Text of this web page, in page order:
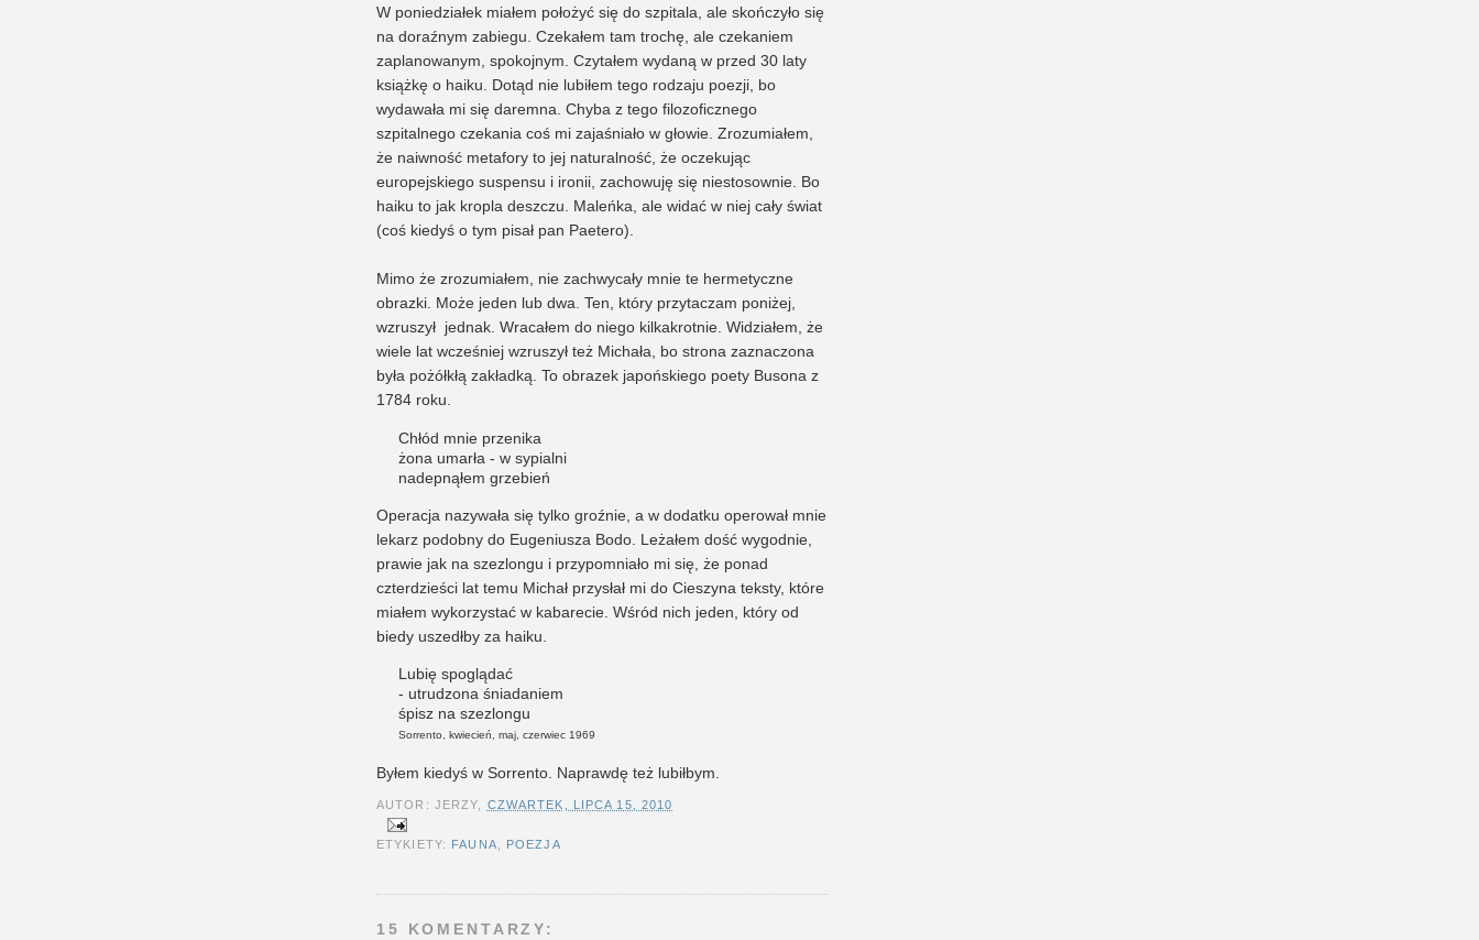
W poniedziałek miałem położyć się do szpitala, ale skończyło się
na doraźnym zabiegu. Czekałem tam trochę, ale czekaniem
zaplanowanym, spokojnym. Czytałem wydaną w przed 30 laty
książkę o haiku. Dotąd nie lubiłem tego rodzaju poezji, bo
wydawała mi się daremna. Chyba z tego filozoficznego
szpitalnego czekania coś mi zajaśniało w głowie. Zrozumiałem,
że naiwność metafory to jej naturalność, że oczekując
europejskiego suspensu i ironii, zachowuję się niestosownie. Bo
haiku to jak kropla deszczu. Maleńka, ale widać w niej cały świat
(coś kiedyś o tym pisał pan Paetero).
Mimo że zrozumiałem, nie zachwycały mnie te hermetyczne
obrazki. Może jeden lub dwa. Ten, który przytaczam poniżej,
wzruszył jednak. Wracałem do niego kilkakrotnie. Widziałem, że
wiele lat wcześniej wzruszył też Michała, bo strona zaznaczona
była pożółkłą zakładką. To obrazek japońskiego poety Busona z
1784 roku.
Chłód mnie przenika
żona umarła - w sypialni
nadepnąłem grzebień
Operacja nazywała się tylko groźnie, a w dodatku operował mnie
lekarz podobny do Eugeniusza Bodo. Leżałem dość wygodnie,
prawie jak na szezlongu i przypomniało mi się, że ponad
czterdzieści lat temu Michał przysłał mi do Cieszyna teksty, które
miałem wykorzystać w kabarecie. Wśród nich jeden, który od
biedy uszedłby za haiku.
Lubię spoglądać
- utrudzona śniadaniem
śpisz na szezlongu
Sorrento, kwiecień, maj, czerwiec 1969
Byłem kiedyś w Sorrento. Naprawdę też lubiłbym.
AUTOR: JERZY, CZWARTEK, LIPCA 15, 2010
ETYKIETY: FAUNA POEZJA
15 KOMENTARZY: